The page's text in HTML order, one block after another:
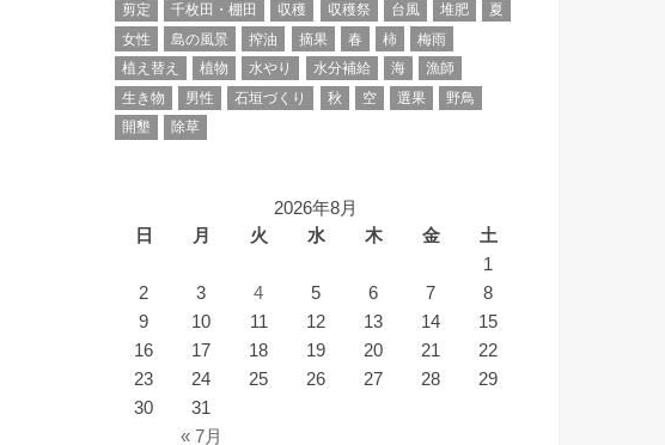
剪定
千枚田・棚田 収穫 収穫祭 台風 堆肥
夏
女性
島の風景 搾油 摘果 春 柿
梅雨
植え替え
植物 水やり 水分補給 海
漁師
生き物
男性 石垣づくり 秋 空 選果
野鳥
開墾
除草
2026年8月
日
月 火 水 木 金 土
« 7月
1
2
3 4 5 6 7
8
9
10 11 12 13 14
15
16
17 18 19 20 21
22
23
24 25 26 27 28
29
30
31